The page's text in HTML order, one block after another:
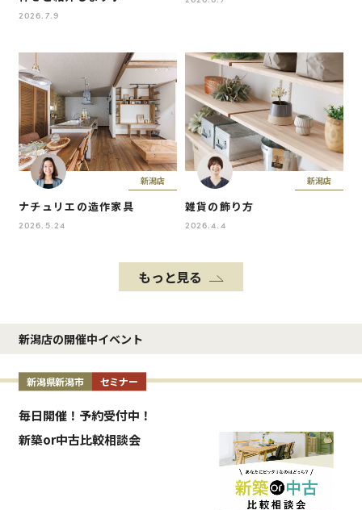
2026.7.9
新潟店
ナチュリエの造作家具
2026.5.24
新潟店
雑貨の飾り方
2026.4.4
もっと見る
新潟店の開催中イベント
新潟県新潟市 セミナー
毎日開催！予約受付中！
新築or中古比較相談会